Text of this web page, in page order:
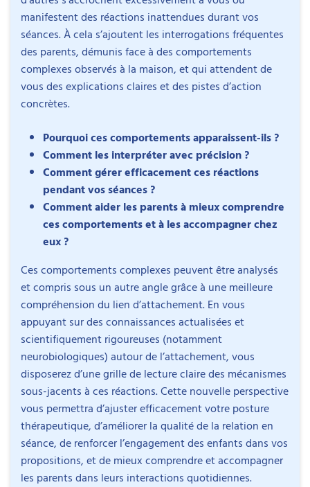
manifestent des réactions inattendues durant vos
séances. À cela s’ajoutent les interrogations fréquentes
des parents, démunis face à des comportements
complexes observés à la maison, et qui attendent de
vous des explications claires et des pistes d’action
concrètes.
Pourquoi ces comportements apparaissent-ils ?
Comment les interpréter avec précision ?
Comment gérer efficacement ces réactions
pendant vos séances ?
Comment aider les parents à mieux comprendre
ces comportements et à les accompagner chez
eux ?
Ces comportements complexes peuvent être analysés
et compris sous un autre angle grâce à une meilleure
compréhension du lien d’attachement. En vous
appuyant sur des connaissances actualisées et
scientifiquement rigoureuses (notamment
neurobiologiques) autour de l’attachement, vous
disposerez d’une grille de lecture claire des mécanismes
sous-jacents à ces réactions. Cette nouvelle perspective
vous permettra d’ajuster efficacement votre posture
thérapeutique, d’améliorer la qualité de la relation en
séance, de renforcer l’engagement des enfants dans vos
propositions, et de mieux comprendre et accompagner
les parents dans leurs interactions quotidiennes.